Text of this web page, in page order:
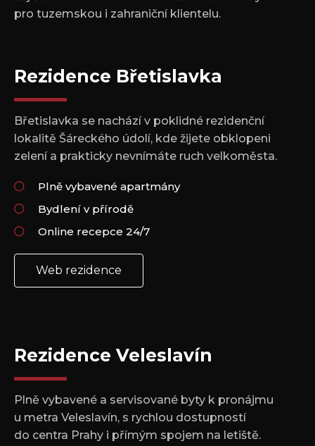
pro tuzemskou i zahraniční klientelu.
Rezidence Břetislavka
Břetislavka se nachází v poklidné rezidenční
lokalitě Šáreckého údolí, kde žijete obklopeni
zelení a prakticky nevnímáte ruch velkoměsta.
Plně vybavené apartmány
Bydlení v přírodě
Online recepce 24/7
Web rezidence
Rezidence Veleslavín
Plně vybavené a servisované byty k pronájmu
u metra Veleslavín, s rychlou dostupností
do centra Prahy i přímým spojem na letiště.